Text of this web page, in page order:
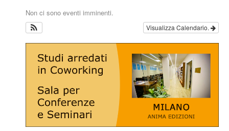
Non ci sono eventi imminenti.
Visualizza Calendario.